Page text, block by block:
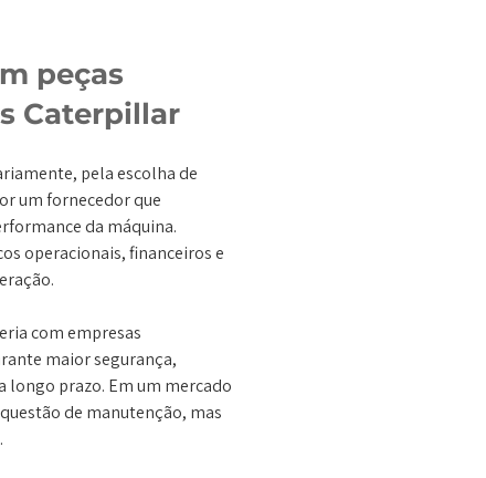
peças
Caterpillar
pela escolha de
um fornecedor que
da máquina.
operacionais, financeiros e
com empresas
maior segurança,
longo prazo. Em um mercado
de manutenção, mas